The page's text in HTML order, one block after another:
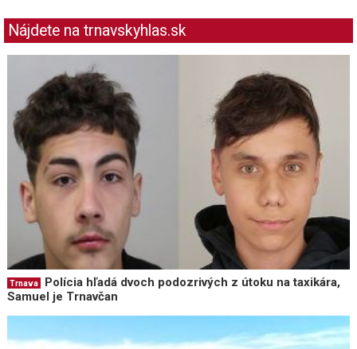
Nájdete na trnavskyhlas.sk
Trnava
Polícia hľadá dvoch podozrivých z útoku na taxikára,
Samuel je Trnavčan